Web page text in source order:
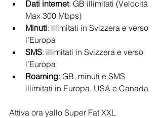
Dati internet: GB illimitati (Velocità
Max 300 Mbps)
Minuti: illimitati in Svizzera e verso
l’Europa
SMS: illimitati in Svizzera e verso
l’Europa
Roaming: GB, minuti e SMS
illimitati in Europa, USA e Canada
Attiva ora yallo Super Fat XXL